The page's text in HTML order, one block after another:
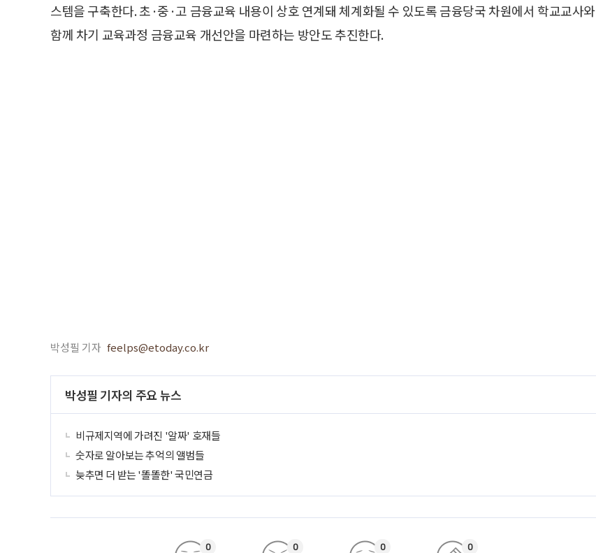
스템을 구축한다. 초·중·고 금융교육 내용이 상호 연계돼 체계화될 수 있도록 금융당국 차원에서 학교교사와
함께 차기 교육과정 금융교육 개선안을 마련하는 방안도 추진한다.
박성필 기자 feelps@etoday.co.kr
박성필 기자의 주요 뉴스
비규제지역에 가려진 '알짜' 호재들
숫자로 알아보는 추억의 앨범들
늦추면 더 받는 '똘똘한' 국민연금
0 0 0 0